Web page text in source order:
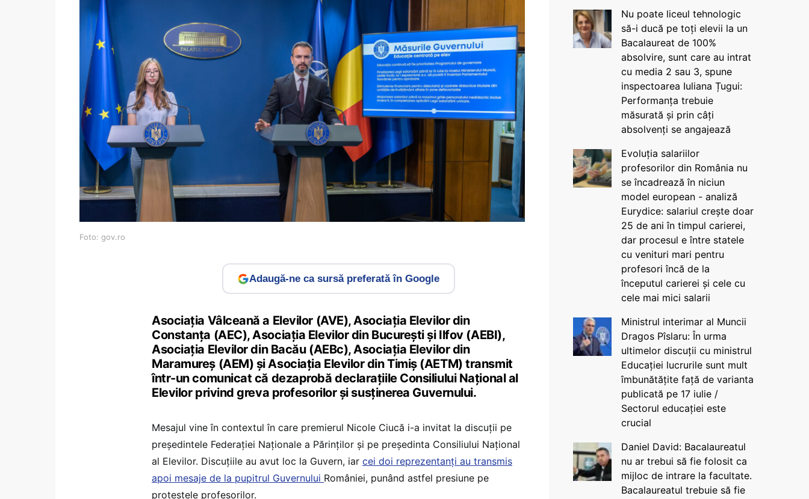
Foto: gov.ro
Adaugă-ne ca sursă preferată în Google
Asociația Vâlceană a Elevilor (AVE), Asociația Elevilor din
Constanța (AEC), Asociația Elevilor din București și Ilfov (AEBI),
Asociația Elevilor din Bacău (AEBc), Asociația Elevilor din
Maramureș (AEM) și Asociația Elevilor din Timiș (AETM) transmit
într-un comunicat că dezaprobă declarațiile Consiliului Național al
Elevilor privind greva profesorilor și susținerea Guvernului.
Mesajul vine în contextul în care premierul Nicole Ciucă i-a invitat la discuții pe
președintele Federației Naționale a Părinților și pe președinta Consiliului Național
al Elevilor. Discuțiile au avut loc la Guvern, iar cei doi reprezentanți au transmis
apoi mesaje de la pupitrul Guvernului României, punând astfel presiune pe
protestele profesorilor.
Nu poate liceul tehnologic
să-i ducă pe toți elevii la un
Bacalaureat de 100%
absolvire, sunt care au intrat
cu media 2 sau 3, spune
inspectoarea Iuliana Țugui:
Performanța trebuie
măsurată și prin câți
absolvenți se angajează
Evoluția salariilor
profesorilor din România nu
se încadrează în niciun
model european - analiză
Eurydice: salariul crește doar
25 de ani în timpul carierei,
dar procesul e între statele
cu venituri mari pentru
profesori încă de la
începutul carierei și cele cu
cele mai mici salarii
Ministrul interimar al Muncii
Dragos Pîslaru: În urma
ultimelor discuții cu ministrul
Educației lucrurile sunt mult
îmbunătățite față de varianta
publicată pe 17 iulie /
Sectorul educației este
crucial
Daniel David: Bacalaureatul
nu ar trebui să fie folosit ca
mijloc de intrare la facultate.
Bacalaureatul trebuie să fie